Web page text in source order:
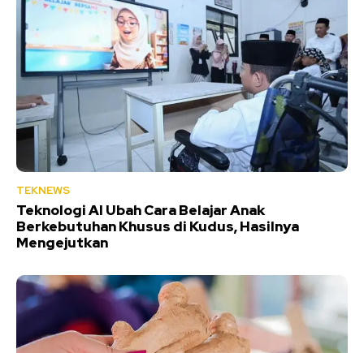
TEKNEWS
Teknologi AI Ubah Cara Belajar Anak
Berkebutuhan Khusus di Kudus, Hasilnya
Mengejutkan